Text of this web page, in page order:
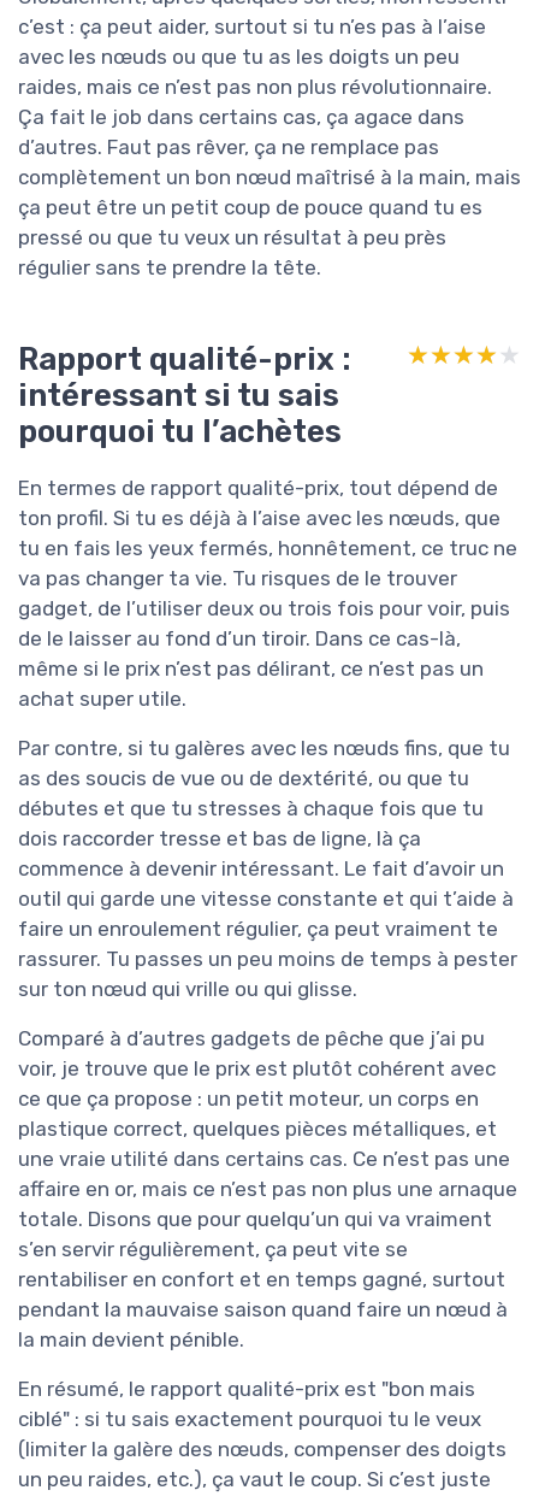
c’est : ça peut aider, surtout si tu n’es pas à l’aise
avec les nœuds ou que tu as les doigts un peu
raides, mais ce n’est pas non plus révolutionnaire.
Ça fait le job dans certains cas, ça agace dans
d’autres. Faut pas rêver, ça ne remplace pas
complètement un bon nœud maîtrisé à la main, mais
ça peut être un petit coup de pouce quand tu es
pressé ou que tu veux un résultat à peu près
régulier sans te prendre la tête.
Rapport qualité-prix :
intéressant si tu sais
pourquoi tu l’achètes
★★★★★
★★★★★
En termes de rapport qualité-prix, tout dépend de
ton profil. Si tu es déjà à l’aise avec les nœuds, que
tu en fais les yeux fermés, honnêtement, ce truc ne
va pas changer ta vie. Tu risques de le trouver
gadget, de l’utiliser deux ou trois fois pour voir, puis
de le laisser au fond d’un tiroir. Dans ce cas-là,
même si le prix n’est pas délirant, ce n’est pas un
achat super utile.
Par contre, si tu galères avec les nœuds fins, que tu
as des soucis de vue ou de dextérité, ou que tu
débutes et que tu stresses à chaque fois que tu
dois raccorder tresse et bas de ligne, là ça
commence à devenir intéressant. Le fait d’avoir un
outil qui garde une vitesse constante et qui t’aide à
faire un enroulement régulier, ça peut vraiment te
rassurer. Tu passes un peu moins de temps à pester
sur ton nœud qui vrille ou qui glisse.
Comparé à d’autres gadgets de pêche que j’ai pu
voir, je trouve que le prix est plutôt cohérent avec
ce que ça propose : un petit moteur, un corps en
plastique correct, quelques pièces métalliques, et
une vraie utilité dans certains cas. Ce n’est pas une
affaire en or, mais ce n’est pas non plus une arnaque
totale. Disons que pour quelqu’un qui va vraiment
s’en servir régulièrement, ça peut vite se
rentabiliser en confort et en temps gagné, surtout
pendant la mauvaise saison quand faire un nœud à
la main devient pénible.
En résumé, le rapport qualité-prix est "bon mais
ciblé" : si tu sais exactement pourquoi tu le veux
(limiter la galère des nœuds, compenser des doigts
un peu raides, etc.), ça vaut le coup. Si c’est juste